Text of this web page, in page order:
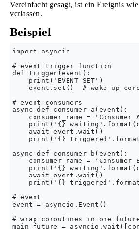
Vereinfacht gesagt, ist ein Ereignis
verlassen.
Beispiel
import asyncio
# event trigger function
def trigger(event):
    print('EVENT SET')
event.set()  # wake up
# event consumers
async def consumer_a(event):
consumer_name = 'Consumer
print('{}
    await event.wait()
print('{}
async def consumer_b(event):
consumer_name = 'Consumer
print('{}
    await event.wait()
print('{}
# event
event = asyncio.Event()
# wrap coroutines in one future
main_future =